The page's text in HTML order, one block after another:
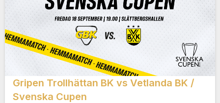
Gripen Trollhättan BK vs Vetlanda BK /
Svenska Cupen